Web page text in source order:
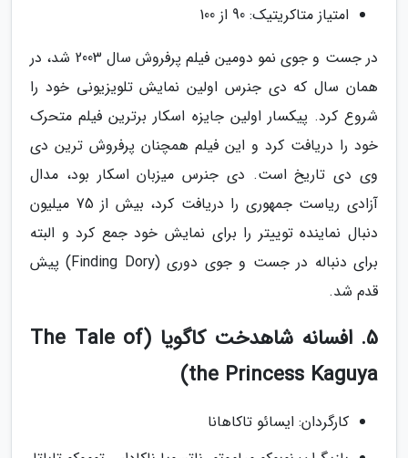
امتیاز متاکریتیک: 90 از 100
در جست و جوی نمو دومین فیلم پرفروش سال 2003 شد، در
همان سال که دی جنرس اولین نمایش تلویزیونی خود را
شروع کرد. پیکسار اولین جایزه اسکار برترین فیلم متحرک
خود را دریافت کرد و این فیلم همچنان پرفروش ترین دی
وی دی تاریخ است. دی جنرس میزبان اسکار بود، مدال
آزادی ریاست جمهوری را دریافت کرد، بیش از 75 میلیون
دنبال نماینده توییتر را برای نمایش خود جمع کرد و البته
برای دنباله در جست و جوی دوری (Finding Dory) پیش
قدم شد.
5. افسانه شاهدخت کاگویا (The Tale of
the Princess Kaguya)
کارگردان: ایسائو تاکاهانا